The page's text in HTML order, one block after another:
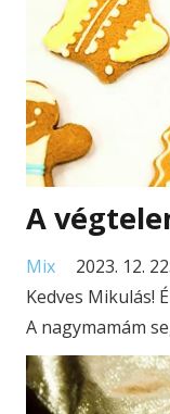
A
Mix
2023. 12. 22.
Kedves Mikulás!
A nagymamám